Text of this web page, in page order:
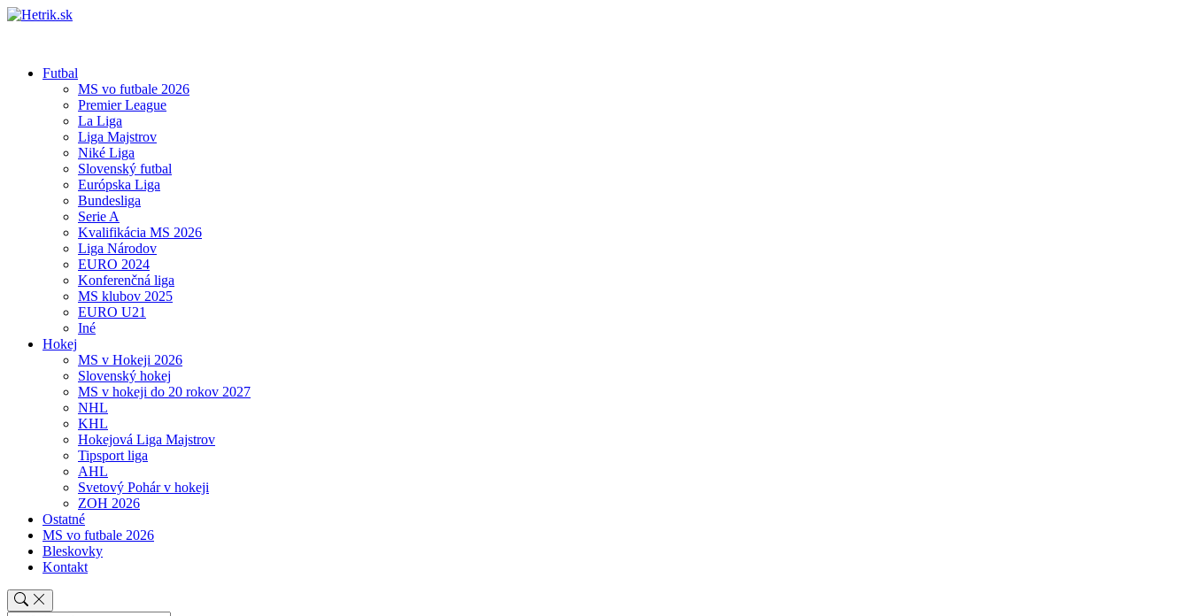
Futbal
MS vo futbale 2026
Premier League
La Liga
Liga Majstrov
Niké Liga
Slovenský futbal
Európska Liga
Bundesliga
Serie A
Kvalifikácia MS 2026
Liga Národov
EURO 2024
Konferenčná liga
MS klubov 2025
EURO U21
Iné
Hokej
MS v Hokeji 2026
Slovenský hokej
MS v hokeji do 20 rokov 2027
NHL
KHL
Hokejová Liga Majstrov
Tipsport liga
AHL
Svetový Pohár v hokeji
ZOH 2026
Ostatné
MS vo futbale 2026
Bleskovky
Kontakt